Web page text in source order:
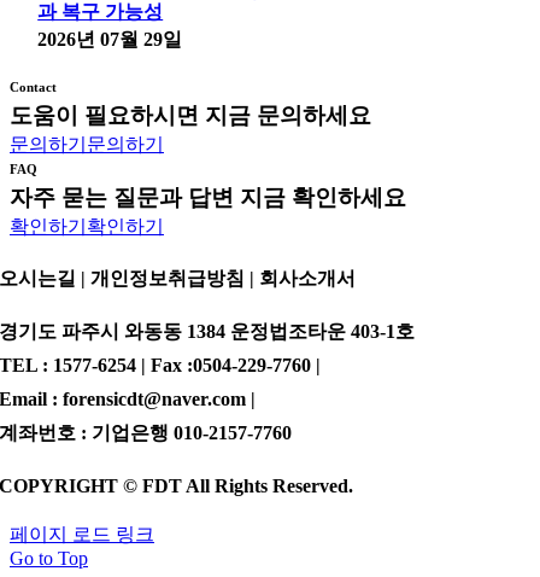
과 복구 가능성
2026년 07월 29일
Contact
도움이 필요하시면 지금 문의하세요
문의하기 문의하기
FAQ
자주 묻는 질문과 답변 지금 확인하세요
확인하기 확인하기
오시는길 | 개인정보취급방침 | 회사소개서
경기도 파주시 와동동 1384 운정법조타운 403-1호
TEL : 1577-6254 | Fax :0504-229-7760 |
Email : forensicdt@naver.com |
계좌번호 : 기업은행 010-2157-7760
COPYRIGHT © FDT All Rights Reserved.
페이지 로드 링크
Go to Top